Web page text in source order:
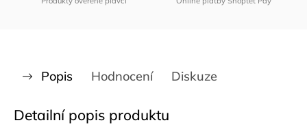
Popis Hodnocení Diskuze
Detailní popis produktu